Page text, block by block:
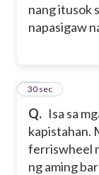
nang itusok
napasigaw
Q. Isa sa
kapistahan.
ferriswheel
ng aming
16
30 sec